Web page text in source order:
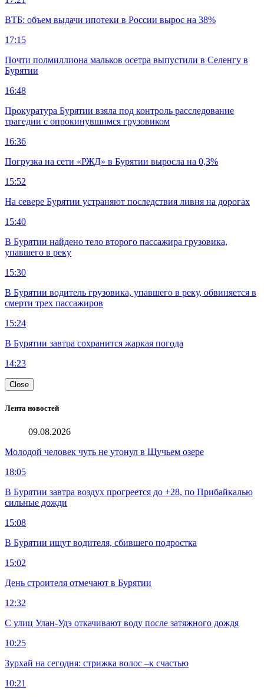
ВТБ: объем выдачи ипотеки в России вырос на 38%
17:15
Почти полмиллиона мальков осетра выпустили в Селенгу в
Бурятии
16:48
Прокуратура Бурятии взяла под контроль расследование
трагедии с опрокинувшимся грузовиком
16:36
Погрузка на сети «РЖД» в Бурятии выросла на 0,3%
15:52
На севере Бурятии устраняют последствия ливня на дорогах
15:40
В Бурятии найдено тело второго пассажира грузовика,
упавшего в реку
15:30
В Бурятии водитель грузовика, упавшего в реку, обвиняется в
смерти трех пассажиров
15:24
В Бурятии завтра сохранится жаркая погода
14:23
Close
Лента новостей
09.08.2026
Молодой человек чуть не утонул в Щучьем озере
18:05
В Бурятии завтра воздух прогреется до +28, по Прибайкалью
сильные дожди
15:08
В Бурятии ищут водителя, сбившего подростка
15:02
День строителя отмечают в Бурятии
12:32
С улиц Улан-Удэ откачивают воду после затяжного дождя
10:25
Зурхай на сегодня: стрижка волос –к счастью
10:21